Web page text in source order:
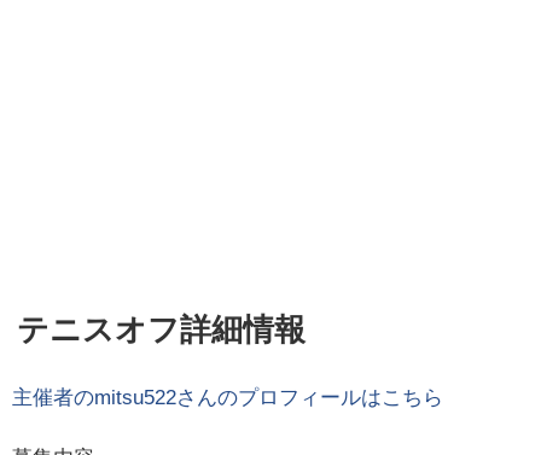
テニスオフ詳細情報
主催者のmitsu522さんのプロフィールはこちら